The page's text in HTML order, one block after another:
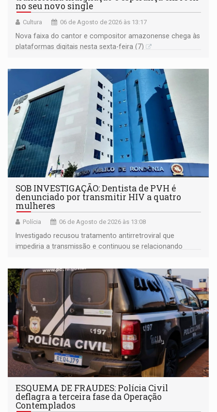
no seu novo single
Cultura 06 de Agosto de 2026 às 13:17
Nova faixa do cantor e compositor amazonense chega às
plataformas digitais nesta sexta-feira (7)
SOB INVESTIGAÇÃO: Dentista de PVH é
denunciado por transmitir HIV a quatro
mulheres
Polícia 06 de Agosto de 2026 às 13:08
Investigado recusou tratamento antirretroviral que
impediria a transmissão e continuou se relacionando
ESQUEMA DE FRAUDES: Polícia Civil
deflagra a terceira fase da Operação
Contemplados